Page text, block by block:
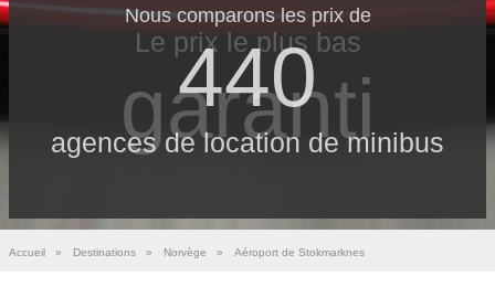
Nous comparons les prix de
440
agences de location de minibus
Le prix le​ plus bas
garanti
Accueil » Destinations » Norvège » Aéroport de Stokmarknes